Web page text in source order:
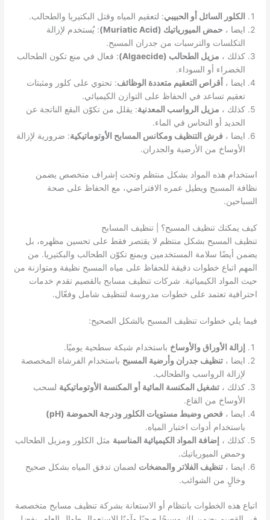
الكلور السائل أو الحبيبي: لتعقيم المياه وقتل البكتيريا والطحالب.
ايضا ، حمض الميورياتيك (Muriatic Acid)
: يُستخدم لإزالة
التكلسات والترسبات من جدران المسبح.
كذلك ، مزيل الطحالب (Algaecide)
: فعال في منع تكون الطحالب
الخضراء أو السوداء.
ايضا ، أقراص التعقيم متعددة الوظائف: تحتوي على كلور ومثبتات
تعقيم تساعد في الحفاظ على التوازن الكيميائي.
كذلك ، مزيل الرواسب المعدنية: يقلل من تكوّن البقع الناتجة عن
الحديد أو النحاس في الماء.
ايضا ،فرش التنظيف ومكانس المسابح الأوتوماتيكية: ضرورية لإزالة
الأوساخ من الأرضية والجدران.
استخدام هذه المواد بشكل منتظم وتحت إشراف متخصص يضمن
نظافة المسبح ويطيل عمره الافتراضي، مع الحفاظ على صحة
السباحين.
كيف يمكنك تنظيف المسبح؟ | تنظيف المسابح
تنظيف المسبح بشكل منتظم لا يقتصر فقط على تحسين مظهره، بل
يضمن أيضًا سلامة المستخدمين ويمنع تكوّن الطحالب والبكتيريا. من
المهم اتباع خطوات دقيقة للحفاظ على مياه المسبح نظيفة ومتوازنة من
حيث المواد الكيميائية. شركات تنظيف مسابح بالقصيم تقدم خدمات
احترافية تعتمد على خطوات مدروسة لتنظيف شامل وفعّال.
فيما يلي خطوات تنظيف المسبح بالشكل الصحيح:
إزالة الأوراق والأوساخ باستخدام شبكة سطحية يوميًا.
ايضا ،تنظيف جدران وأرضية المسبح باستخدام الفرشاة المخصصة
لإزالة الرواسب والطحالب.
كذلك ،تشغيل المكنسة المائية أو المكنسة الأوتوماتيكية لسحب
الأوساخ من القاع.
ايضا ،فحص وضبط مستويات الكلور ودرجة الحموضة (pH)
باستخدام أدوات اختبار المياه.
كذلك ، إضافة المواد الكيميائية المناسبة مثل الكلور ومزيل الطحالب
وحمض الميورياتيك.
ايضا ،تنظيف الفلاتر والمضخات لضمان تدفق المياه بشكل صحيح
وخالٍ من الشوائب.
اتباع هذه الخطوات بانتظام أو الاستعانة بشركة تنظيف مسابح متخصصة